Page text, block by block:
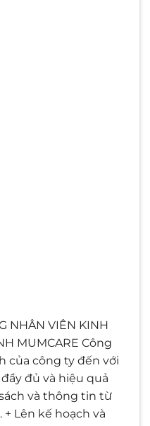
NHÂN VIÊN KINH
MUMCARE Công
của công ty đến với
đủ và hiệu quả
và thông tin từ
Lên kế hoạch và